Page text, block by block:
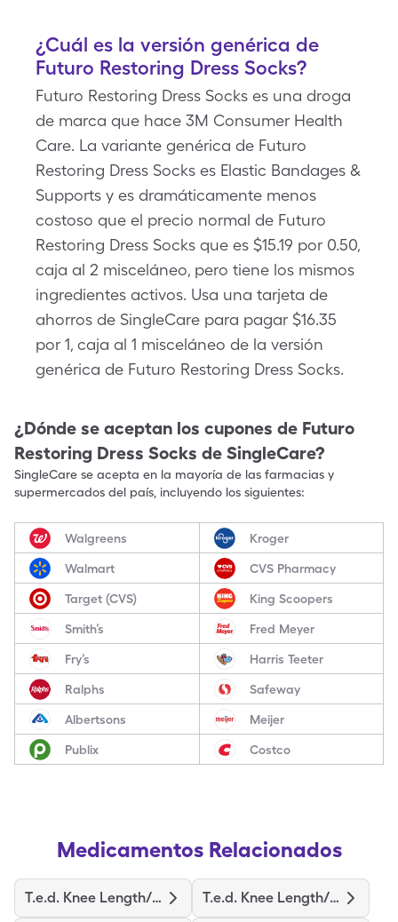
¿Cuál es la versión genérica de
Futuro Restoring Dress Socks?
Futuro Restoring Dress Socks es una droga
de marca que hace 3M Consumer Health
Care. La variante genérica de Futuro
Restoring Dress Socks es Elastic Bandages &
Supports y es dramáticamente menos
costoso que el precio normal de Futuro
Restoring Dress Socks que es $15.19 por 0.50,
caja al 2 misceláneo, pero tiene los mismos
ingredientes activos. Usa una tarjeta de
ahorros de SingleCare para pagar $16.35
por 1, caja al 1 misceláneo de la versión
genérica de Futuro Restoring Dress Socks.
¿Dónde se aceptan los cupones de Futuro
Restoring Dress Socks de SingleCare?
SingleCare se acepta en la mayoría de las farmacias y
supermercados del país, incluyendo los siguientes:
Walgreens Kroger
Walmart CVS Pharmacy
Target (CVS) King Scoopers
Smith’s Fred Meyer
Fry’s Harris Teeter
Ralphs Safeway
Albertsons Meijer
Publix Costco
Medicamentos Relacionados
T.e.d. Knee Length/M-Regular T.e.d. Knee Length/S-Regular